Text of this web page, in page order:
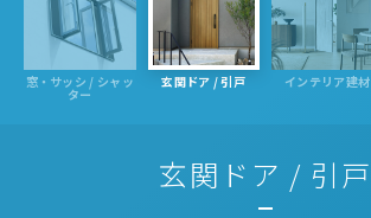
窓・サッシ / シャッ
ター
玄関ドア / 引戸 インテリア建材
玄関ドア / 引戸